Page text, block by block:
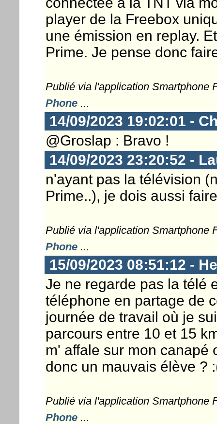
player de la Freebox
une émission en replay.
Prime. Je pense donc
Publié via l'application Smartphone
Phone...
14/09/2023 19:02:01 -
@Groslap : Bravo !
14/09/2023 23:20:52 -
n'ayant pas la télévision
Prime..), je dois aussi
Publié via l'application Smartphone
Phone...
15/09/2023 08:51:12 -
Je ne regarde pas la télé
téléphone en partage de
journée de travail où je
parcours entre 10 et 15
m' affale sur mon canapé
donc un mauvais élève ?
Publié via l'application Smartphone
Phone...